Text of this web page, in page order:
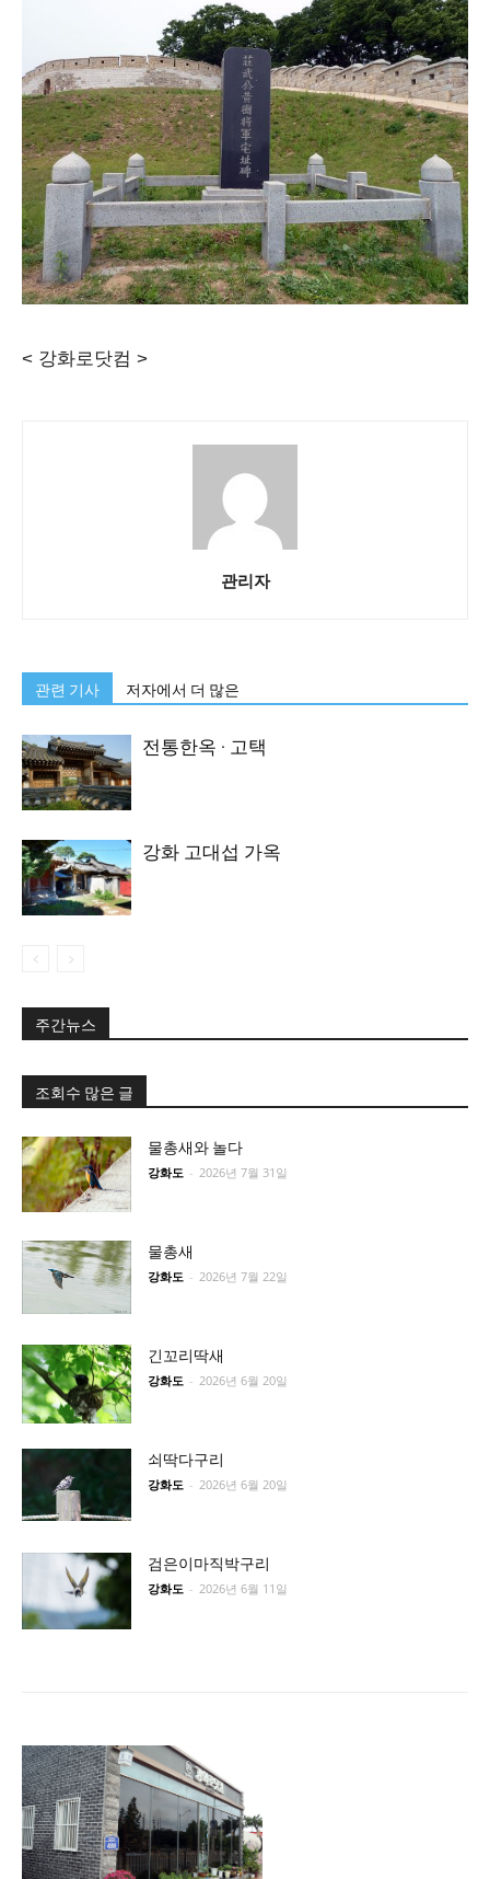
< 강화로닷컴 >
관리자
관련 기사 저자에서 더 많은
전통한옥 · 고택
강화 고대섭 가옥
주간뉴스
조회수 많은 글
물총새와 놀다
강화도 - 2026년 7월 31일
물총새
강화도 - 2026년 7월 22일
긴꼬리딱새
강화도 - 2026년 6월 20일
쇠딱다구리
강화도 - 2026년 6월 20일
검은이마직박구리
강화도 - 2026년 6월 11일